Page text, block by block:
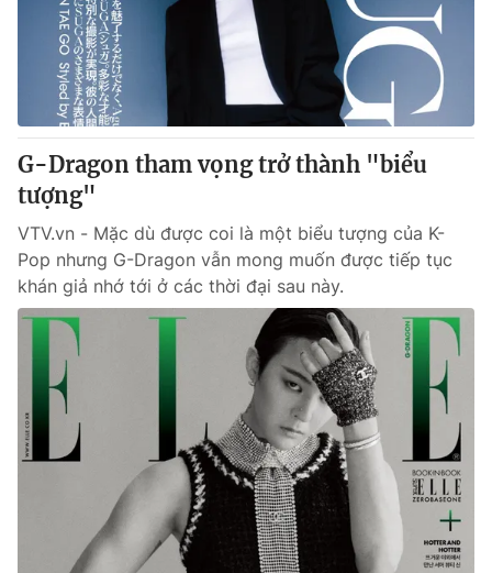
Cơ quan chủ quản:
Đài Truyền hình Việt Nam
Cơ quan báo chí:
Thời báo VTV
Giấy phép hoạt động báo in và báo điện tử số 483/GP-BTTTT
cấp ngày 29/12/2023
Tổng Biên tập:Vũ Thanh Thủy
Phó Tổng Biên tập:Nguyễn Thị Mỹ Hạnh, Phạm Quốc Thắng,
Nguyễn Trọng Ninh
024.38 355 931 - 024.38 355 932
Ðiện thoại Thời báo VTV: 024.66 897 897
Email:toasoan@vtv.vn
Liên hệ quảng cáo:024-7300.7108
G-Dragon tham vọng trở thành "biểu
tượng"
VTV.vn - Mặc dù được coi là một biểu tượng của K-
Pop nhưng G-Dragon vẫn mong muốn được tiếp tục
khán giả nhớ tới ở các thời đại sau này.